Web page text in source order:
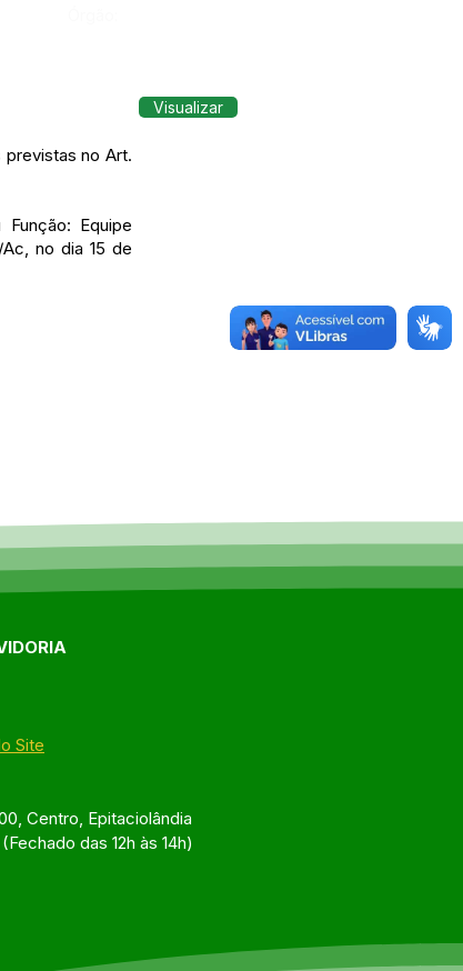
previstas no Art.
Equipe
no dia 15 de
Visualizar
Site
Centro, Epitaciolândia
das 12h às 14h)